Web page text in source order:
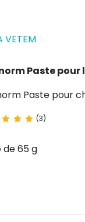
VETEM
Paste pour
(3)
de 65 g